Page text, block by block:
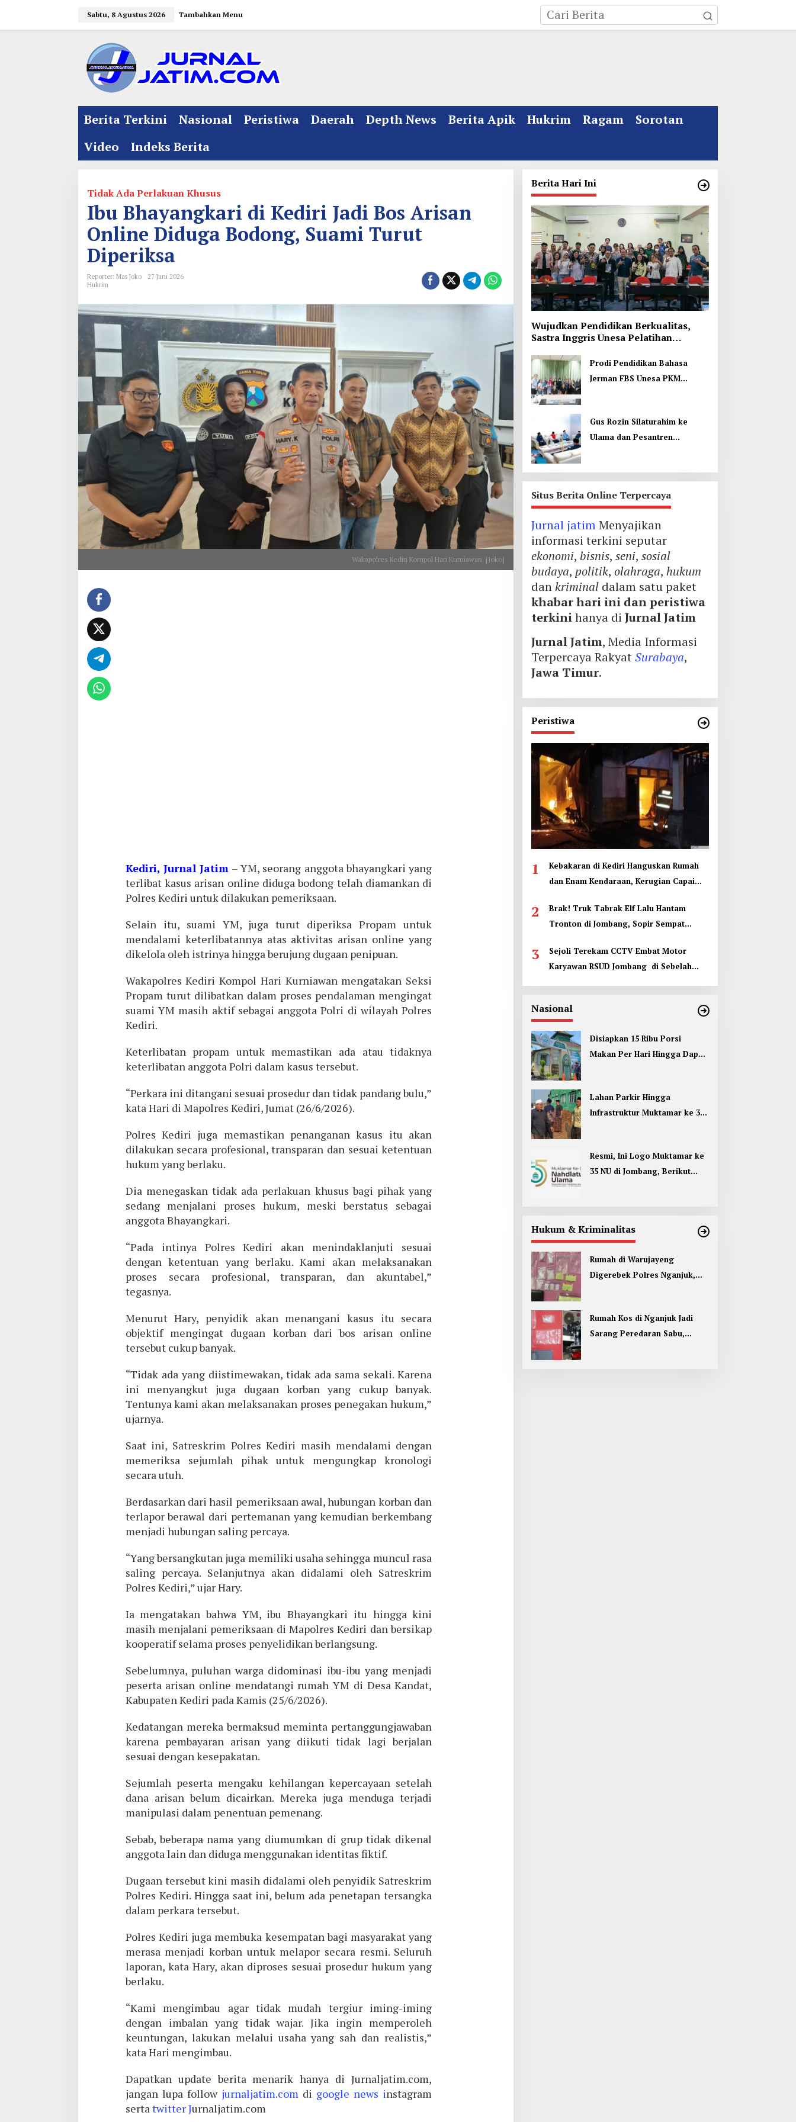
Sabtu, 8 Agustus 2026 Tambahkan Menu
Berita Terkini Nasional Peristiwa Daerah Depth News Berita Apik Hukrim Ragam
Sorotan
Video
Indeks Berita
Tidak Ada Perlakuan Khusus
Ibu Bhayangkari di Kediri Jadi Bos Arisan
Online Diduga Bodong, Suami Turut
Diperiksa
Reporter: Mas Joko
27 Juni 2026
Hukrim
Wakapolres Kediri Kompol Hari Kurniawan. [Joko]
Kediri, Jurnal Jatim – YM, seorang anggota bhayangkari yang
terlibat kasus arisan online diduga bodong telah diamankan di
Polres Kediri untuk dilakukan pemeriksaan.
Selain itu, suami YM, juga turut diperiksa Propam untuk
mendalami keterlibatannya atas aktivitas arisan online yang
dikelola oleh istrinya hingga berujung dugaan penipuan.
Wakapolres Kediri Kompol Hari Kurniawan mengatakan Seksi
Propam turut dilibatkan dalam proses pendalaman mengingat
suami YM masih aktif sebagai anggota Polri di wilayah Polres
Kediri.
Keterlibatan propam untuk memastikan ada atau tidaknya
keterlibatan anggota Polri dalam kasus tersebut.
“Perkara ini ditangani sesuai prosedur dan tidak pandang bulu,”
kata Hari di Mapolres Kediri, Jumat (26/6/2026).
Polres Kediri juga memastikan penanganan kasus itu akan
dilakukan secara profesional, transparan dan sesuai ketentuan
hukum yang berlaku.
Dia menegaskan tidak ada perlakuan khusus bagi pihak yang
sedang menjalani proses hukum, meski berstatus sebagai
anggota Bhayangkari.
“Pada intinya Polres Kediri akan menindaklanjuti sesuai
dengan ketentuan yang berlaku. Kami akan melaksanakan
proses secara profesional, transparan, dan akuntabel,”
tegasnya.
Menurut Hary, penyidik akan menangani kasus itu secara
objektif mengingat dugaan korban dari bos arisan online
tersebut cukup banyak.
“Tidak ada yang diistimewakan, tidak ada sama sekali. Karena
ini menyangkut juga dugaan korban yang cukup banyak.
Tentunya kami akan melaksanakan proses penegakan hukum,”
ujarnya.
Saat ini, Satreskrim Polres Kediri masih mendalami dengan
memeriksa sejumlah pihak untuk mengungkap kronologi
secara utuh.
Berdasarkan dari hasil pemeriksaan awal, hubungan korban dan
terlapor berawal dari pertemanan yang kemudian berkembang
menjadi hubungan saling percaya.
“Yang bersangkutan juga memiliki usaha sehingga muncul rasa
saling percaya. Selanjutnya akan didalami oleh Satreskrim
Polres Kediri,” ujar Hary.
Ia mengatakan bahwa YM, ibu Bhayangkari itu hingga kini
masih menjalani pemeriksaan di Mapolres Kediri dan bersikap
kooperatif selama proses penyelidikan berlangsung.
Sebelumnya, puluhan warga didominasi ibu-ibu yang menjadi
peserta arisan online mendatangi rumah YM di Desa Kandat,
Kabupaten Kediri pada Kamis (25/6/2026).
Kedatangan mereka bermaksud meminta pertanggungjawaban
karena pembayaran arisan yang diikuti tidak lagi berjalan
sesuai dengan kesepakatan.
Sejumlah peserta mengaku kehilangan kepercayaan setelah
dana arisan belum dicairkan. Mereka juga menduga terjadi
manipulasi dalam penentuan pemenang.
Sebab, beberapa nama yang diumumkan di grup tidak dikenal
anggota lain dan diduga menggunakan identitas fiktif.
Dugaan tersebut kini masih didalami oleh penyidik Satreskrim
Polres Kediri. Hingga saat ini, belum ada penetapan tersangka
dalam perkara tersebut.
Polres Kediri juga membuka kesempatan bagi masyarakat yang
merasa menjadi korban untuk melapor secara resmi. Seluruh
laporan, kata Hary, akan diproses sesuai prosedur hukum yang
berlaku.
“Kami mengimbau agar tidak mudah tergiur iming-iming
dengan imbalan yang tidak wajar. Jika ingin memperoleh
keuntungan, lakukan melalui usaha yang sah dan realistis,”
kata Hari mengimbau.
Dapatkan update berita menarik hanya di Jurnaljatim.com,
jangan lupa follow jurnaljatim.com di google news instagram
sertatwitter Jurnaljatim.com
Berita Hari Ini
Wujudkan Pendidikan Berkualitas,
Sastra Inggris Unesa Pelatihan
Prodi Pendidikan Bahasa
Jerman FBS Unesa PKM
Gus Rozin Silaturahim ke
Ulama dan Pesantren
Situs Berita Online Terpercaya
Jurnal jatimMenyajikan
informasi terkini seputar
ekonomi, bisnis, seni, sosial
budaya, politik, olahraga, hukum
dankriminaldalam satu paket
khabar hari ini dan peristiwa
terkinihanya di Jurnal Jatim
Jurnal Jatim, Media Informasi
Terpercaya RakyatSurabaya,
Jawa Timur.
Peristiwa
1
Kebakaran di Kediri Hanguskan Rumah
dan Enam Kendaraan, Kerugian Capai
2
Brak! Truk Tabrak Elf Lalu Hantam
Tronton di Jombang, Sopir Sempat
3
Sejoli Terekam CCTV Embat Motor
Karyawan RSUD Jombang di Sebelah
Nasional
Disiapkan 15 Ribu Porsi
Makan Per Hari Hingga Dapur
Lahan Parkir Hingga
Infrastruktur Muktamar ke 35
Resmi, Ini Logo Muktamar ke
35 NU di Jombang, Berikut
Hukum & Kriminalitas
Rumah di Warujayeng
Digerebek Polres Nganjuk,
Rumah Kos di Nganjuk Jadi
Sarang Peredaran Sabu,